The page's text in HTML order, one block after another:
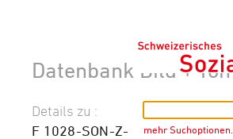
Datenbank Bild + Ton
mehr Suchoptionen…
Details zu :
F 1028-SON-Z-